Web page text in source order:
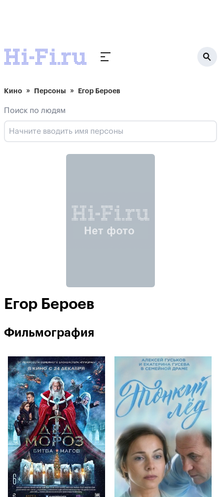
Кино Персоны Егор Бероев
Поиск по людям
Егор Бероев
Фильмография